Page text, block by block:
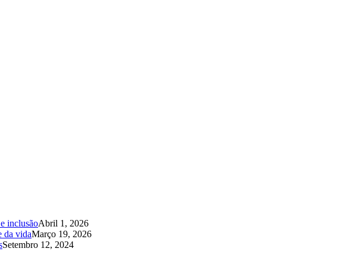
inclusãoAbril 1, 2026
da vidaMarço 19, 2026
Setembro 12, 2024